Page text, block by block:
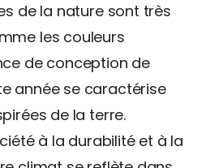
de la nature sont très
les couleurs
de conception de
année se caractérise
de la terre.
à la durabilité et à la